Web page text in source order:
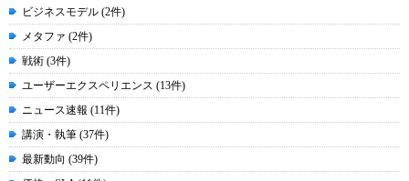
ビジネスモデル (2件)
メタファ (2件)
戦術 (3件)
ユーザーエクスペリエンス (13件)
ニュース速報 (11件)
講演・執筆 (37件)
最新動向 (39件)